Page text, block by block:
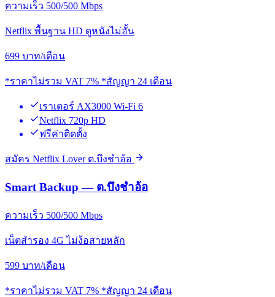
ความเร็ว 500/500 Mbps
Netflix พื้นฐาน HD ดูหนังไม่อั้น
699 บาท/เดือน
*ราคาไม่รวม VAT 7% *สัญญา 24 เดือน
เราเตอร์ AX3000 Wi-Fi 6
Netflix 720p HD
ฟรีค่าติดตั้ง
สมัคร Netflix Lover ต.บึงชำอ้อ
Smart Backup — ต.บึงชำอ้อ
ความเร็ว 500/500 Mbps
เน็ตสำรอง 4G ไม่ง้อสายหลัก
599 บาท/เดือน
*ราคาไม่รวม VAT 7% *สัญญา 24 เดือน